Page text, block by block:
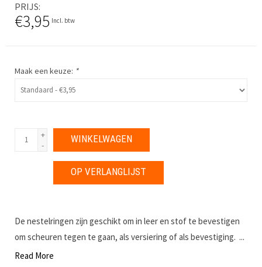
PRIJS
€3,95 Incl. btw
Maak een keuze: *
+
-
WINKELWAGEN
OP VERLANGLIJST
De nestelringen zijn geschikt om in leer en stof te bevestigen
om scheuren tegen te gaan, als versiering of als bevestiging. ...
Read More